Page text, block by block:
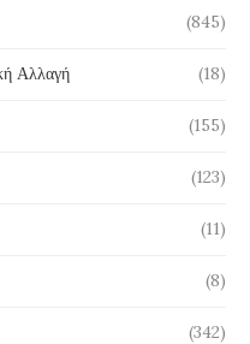
(845)
Αλλαγή (18)
(155)
(123)
(11)
(8)
(342)